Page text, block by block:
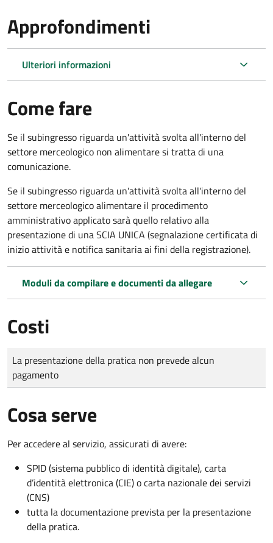
Approfondimenti
Ulteriori informazioni
Come fare
Se il subingresso riguarda un'attività svolta all'interno del
settore merceologico non alimentare si tratta di una
comunicazione.
Se il subingresso riguarda un'attività svolta all'interno del
settore merceologico alimentare il procedimento
amministrativo applicato sarà quello relativo alla
presentazione di una SCIA UNICA (segnalazione certificata di
inizio attività e notifica sanitaria ai fini della registrazione).
Moduli da compilare e documenti da allegare
Costi
Tipo di pagamento
Importo
La presentazione della pratica non prevede alcun
pagamento
Cosa serve
Per accedere al servizio, assicurati di avere:
SPID (sistema pubblico di identità digitale), carta
d’identità elettronica (CIE) o carta nazionale dei servizi
(CNS)
tutta la documentazione prevista per la presentazione
della pratica.